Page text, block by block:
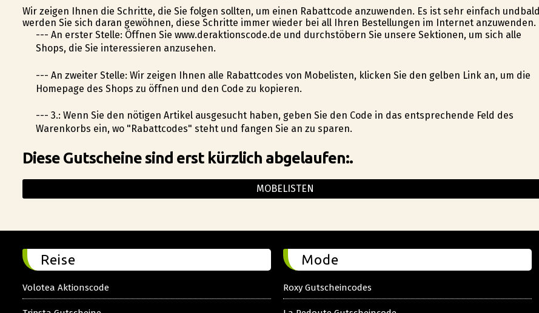
Wir zeigen Ihnen die Schritte, die Sie folgen sollten, um einen Rabattcode anzuwenden. Es ist sehr einfach undbald
werden Sie sich daran gewöhnen, diese Schritte immer wieder bei all Ihren Bestellungen im Internet anzuwenden.
--- An erster Stelle: Öffnen Sie www.deraktionscode.de und durchstöbern Sie unsere Sektionen, um sich alle
Shops, die Sie interessieren anzusehen.
--- An zweiter Stelle: Wir zeigen Ihnen alle Rabattcodes von Mobelisten, klicken Sie den gelben Link an, um die
Homepage des Shops zu öffnen und den Code zu kopieren.
--- 3.: Wenn Sie den nötigen Artikel ausgesucht haben, geben Sie den Code in das entsprechende Feld des
Warenkorbs ein, wo "Rabattcodes" steht und fangen Sie an zu sparen.
Diese Gutscheine sind erst kürzlich abgelaufen:.
MOBELISTEN
Reise
Volotea Aktionscode
Mode
Roxy Gutscheincodes